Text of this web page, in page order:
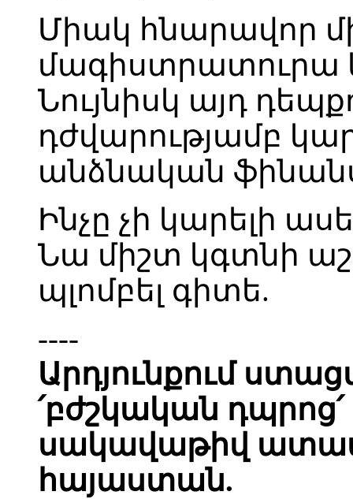
Միակ հնարավոր
մագիստրատուրա
Նույնիսկ այդ
դժվարությամբ
անձնական
Ինչը չի կարելի
Նա միշտ կգտնի
պլոմբել գիտե.
----
Արդյունքում
՛բժշկական
սակավաթիվ
հայաստան.